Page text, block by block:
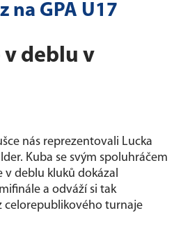
na GPA U17
deblu v
nás reprezentovali Lucka
Kuba se svým spoluhráčem
v deblu kluků dokázal
a odváží si tak
celorepublikového turnaje